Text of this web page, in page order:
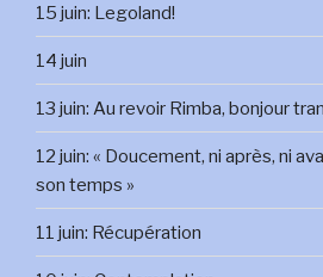
15 juin: Legoland!
14 juin
13 juin: Au revoir Rimba, bonjour
12 juin: « Doucement, ni après, ni
son temps »
11 juin: Récupération